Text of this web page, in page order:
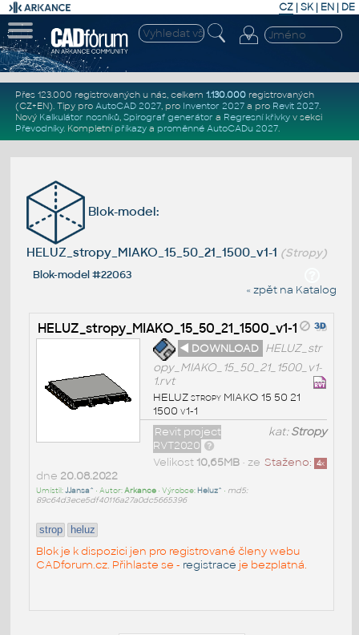
CZ | SK| EN | DE
Přes 123.000 registrovaných u nás, celkem 1.130.000registrovaných
(CZ+EN). Tipy pro AutoCAD 2027, pro Inventor 2027a pro Revit 2027.
Nový Kalkulátor nosníků, Spirograf generátor a Regresní křivkyv sekci
Převodníky. Kompletní příkazya proměnné AutoCADu 2027.
Blok-model:
HELUZ_stropy_MIAKO_15_50_21_1500_v1-1 (Stropy)
Blok-model #22063
« zpět na Katalog
HELUZ_stropy_MIAKO_15_50_21_1500_v1-1
◄ DOWNLOAD HELUZ_str
opy_MIAKO_15_50_21_1500_v1-
1.rvt
HELUZ stropy MIAKO 15 50 21
1500 v1-1
kat:Stropy
Revit project
RVT2020
Staženo: 4x
Velikost 10,65MB• ze
dne 20.08.2022
Umístil:JJansa^ • Autor:Arkance• Výrobce: Heluz^ • md5:
89c64d3ece5df40116a27a0dc5665396
strop heluz
Blok je k dispozici jen pro registrované členy webu
CADforum.cz. Přihlaste se - registrace je bezplatná.